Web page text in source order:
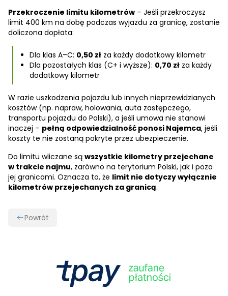
Przekroczenie limitu kilometrów – Jeśli przekroczysz
limit 400 km na dobę podczas wyjazdu za granicę, zostanie
doliczona dopłata:
Dla klas A–C: 0,50 zł za każdy dodatkowy kilometr
Dla pozostałych klas (C+ i wyższe): 0,70 zł za każdy
dodatkowy kilometr
W razie uszkodzenia pojazdu lub innych nieprzewidzianych
kosztów (np. napraw, holowania, auta zastępczego,
transportu pojazdu do Polski), a jeśli umowa nie stanowi
inaczej – pełną odpowiedzialność ponosi Najemca, jeśli
koszty te nie zostaną pokryte przez ubezpieczenie.
Do limitu wliczane są wszystkie kilometry przejechane
w trakcie najmu, zarówno na terytorium Polski, jak i poza
jej granicami. Oznacza to, że limit nie dotyczy wyłącznie
kilometrów przejechanych za granicą.
Powrót